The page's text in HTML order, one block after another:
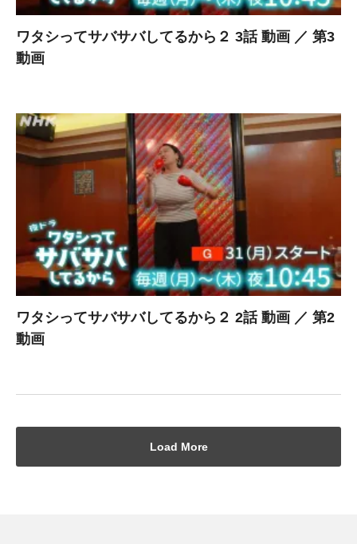
ワタシってサバサバしてるから２ 3話 動画 ／ 第3
動画
ワタシってサバサバしてるから２ 2話 動画 ／ 第2
動画
Load More